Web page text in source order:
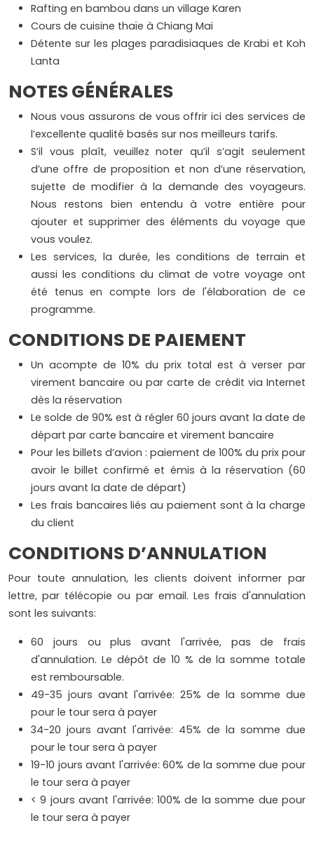
Rafting en bambou dans un village Karen
Cours de cuisine thaïe à Chiang Mai
Détente sur les plages paradisiaques de Krabi et Koh
Lanta
NOTES GÉNÉRALES
Nous vous assurons de vous offrir ici des services de
l’excellente qualité basés sur nos meilleurs tarifs.
S’il vous plaît, veuillez noter qu’il s’agit seulement
d’une offre de proposition et non d’une réservation,
sujette de modifier à la demande des voyageurs.
Nous restons bien entendu à votre entière pour
ajouter et supprimer des éléments du voyage que
vous voulez.
Les services, la durée, les conditions de terrain et
aussi les conditions du climat de votre voyage ont
été tenus en compte lors de l'élaboration de ce
programme.
CONDITIONS DE PAIEMENT
Un acompte de 10% du prix total est à verser par
virement bancaire ou par carte de crédit via Internet
dès la réservation
Le solde de 90% est à régler 60 jours avant la date de
départ par carte bancaire et virement bancaire
Pour les billets d’avion : paiement de 100% du prix pour
avoir le billet confirmé et émis à la réservation (60
jours avant la date de départ)
Les frais bancaires liés au paiement sont à la charge
du client
CONDITIONS D’ANNULATION
Pour toute annulation, les clients doivent informer par
lettre, par télécopie ou par email. Les frais d'annulation
sont les suivants:
60 jours ou plus avant l'arrivée, pas de frais
d'annulation. Le dépôt de 10 % de la somme totale
est remboursable.
49-35 jours avant l'arrivée: 25% de la somme due
pour le tour sera à payer
34-20 jours avant l'arrivée: 45% de la somme due
pour le tour sera à payer
19-10 jours avant l'arrivée: 60% de la somme due pour
le tour sera à payer
< 9 jours avant l'arrivée: 100% de la somme due pour
le tour sera à payer